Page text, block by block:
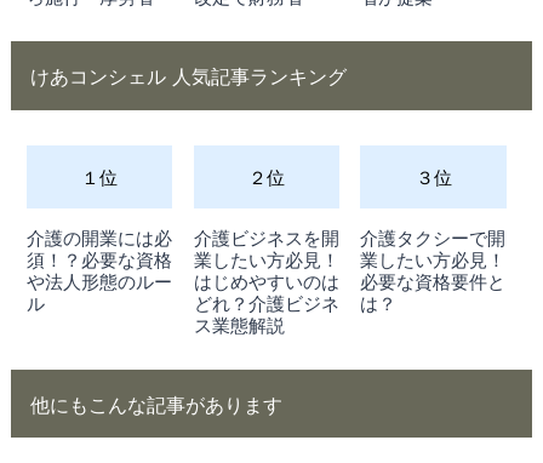
けあコンシェル 人気記事ランキング
１位
介護の開業には必
須！？必要な資格
や法人形態のルー
ル
２位
介護ビジネスを開
業したい方必見！
はじめやすいのは
どれ？介護ビジネ
ス業態解説
３位
介護タクシーで開
業したい方必見！
必要な資格要件と
は？
他にもこんな記事があります